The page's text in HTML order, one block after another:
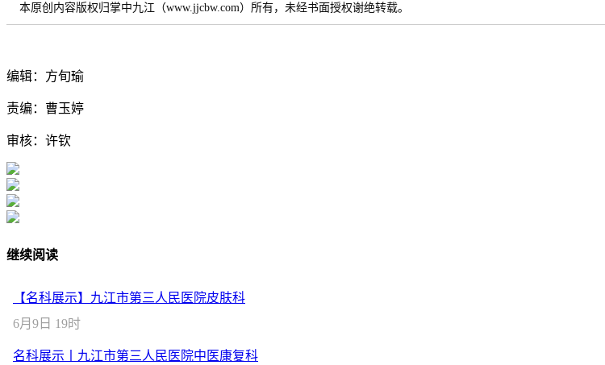
本原创内容版权归掌中九江（www.jjcbw.com）所有，未经书面授权谢绝转载。
编辑：方旬瑜
责编：曹玉婷
审核：许钦
继续阅读
【名科展示】九江市第三人民医院皮肤科
6月9日 19时
名科展示丨九江市第三人民医院中医康复科